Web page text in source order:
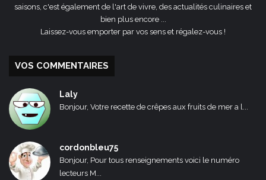
saisons, c'est également de l'art de vivre, des actualités culinaires et
bien plus encore ...
Laissez-vous emporter par vos sens et régalez-vous !
VOS COMMENTAIRES
Laly
Bonjour, Votre recette de crêpes aux fruits de mer a l...
cordonbleu75
Bonjour, Pour tous renseignements voici le numéro
lecteurs M...